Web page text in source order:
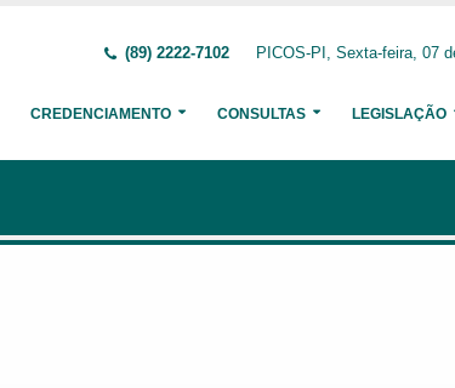
(89) 2222-7102 PICOS-PI, Sexta-feira, 07
CREDENCIAMENTO CONSULTAS LEGISLAÇÃO